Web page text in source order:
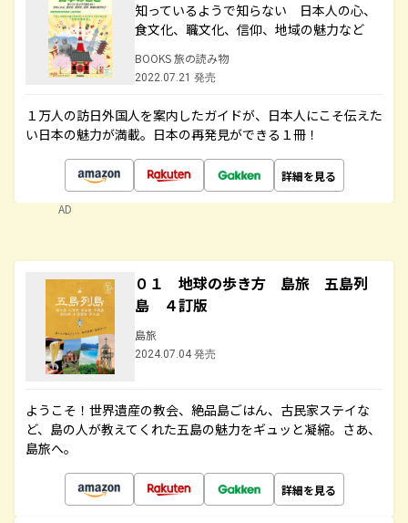
知っているようで知らない 日本人の心、
食文化、職文化、信仰、地域の魅力など
BOOKS 旅の読み物
2022.07.21 発売
１万人の訪日外国人を案内したガイドが、日本人にこそ伝えた
い日本の魅力が満載。日本の再発見ができる１冊！
詳細を見る
AD
０１ 地球の歩き方 島旅 五島列
島 ４訂版
島旅
2024.07.04 発売
ようこそ！世界遺産の教会、絶品島ごはん、古民家ステイな
ど、島の人が教えてくれた五島の魅力をギュッと凝縮。さあ、
島旅へ。
詳細を見る